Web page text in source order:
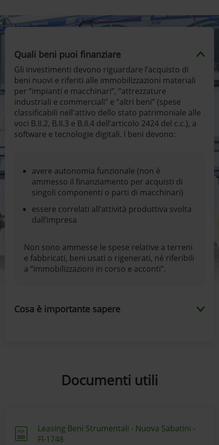
Quali beni puoi finanziare
Gli investimenti devono riguardare l’acquisto di
beni nuovi e riferiti alle immobilizzazioni materiali
per “impianti e macchinari”, “attrezzature
industriali e commerciali” e “altri beni” (spese
classificabili nell'attivo dello stato patrimoniale alle
voci B.II.2, B.II.3 e B.II.4 dell’articolo 2424 del c.c.), a
software e tecnologie digitali. I beni devono:
avere autonomia funzionale (non è
ammesso il finanziamento per acquisti di
singoli componenti o parti di macchinari)
essere correlati all’attività produttiva svolta
dall’impresa
Non sono ammesse le spese relative a terreni
e fabbricati, beni usati o rigenerati, né riferibili
a “immobilizzazioni in corso e acconti”.
Cosa è importante sapere
Documenti utili
Leasing Beni Strumentali - Nuova Sabatini -
FI-1748